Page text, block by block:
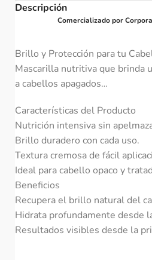
Descripción
Comercializado por
Brillo y Protección para tu
Mascarilla nutritiva que brinda
a cabellos apagados…
Características del Producto
Nutrición intensiva sin
Brillo duradero con cada uso.
Textura cremosa de fácil
Ideal para cabello opaco y
Beneficios
Recupera el brillo natural del
Hidrata profundamente desde
Resultados visibles desde la